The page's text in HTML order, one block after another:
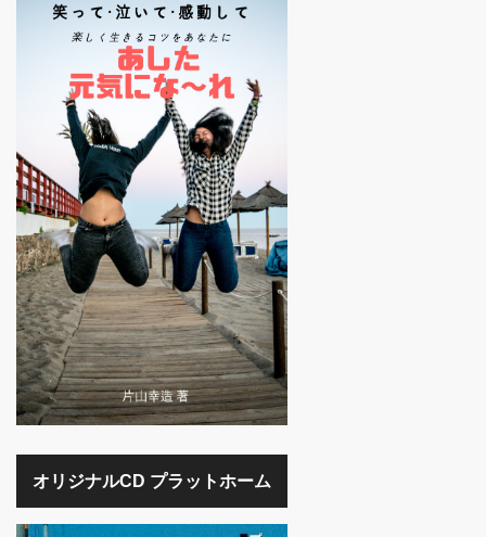
オリジナルCD プラットホーム